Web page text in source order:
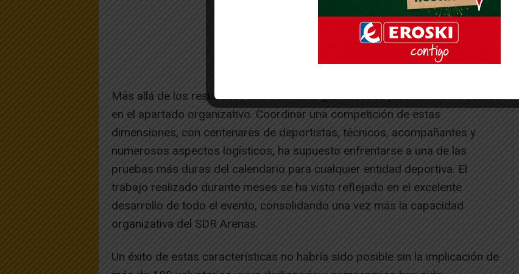
Más allá de los resultados deportivos, el gran desafío para el club ha estado
en el apartado organizativo. Coordinar una competición de estas
dimensiones, con centenares de deportistas, técnicos, acompañantes y
numerosos aspectos logísticos, ha supuesto enfrentarse a una de las
pruebas más duras del calendario para cualquier entidad deportiva. El
trabajo realizado durante meses se ha visto reflejado en el excelente
desarrollo de todo el evento, consolidando una vez más la capacidad
organizativa del SDR Arenas.
Un éxito de estas características no habría sido posible sin la implicación de